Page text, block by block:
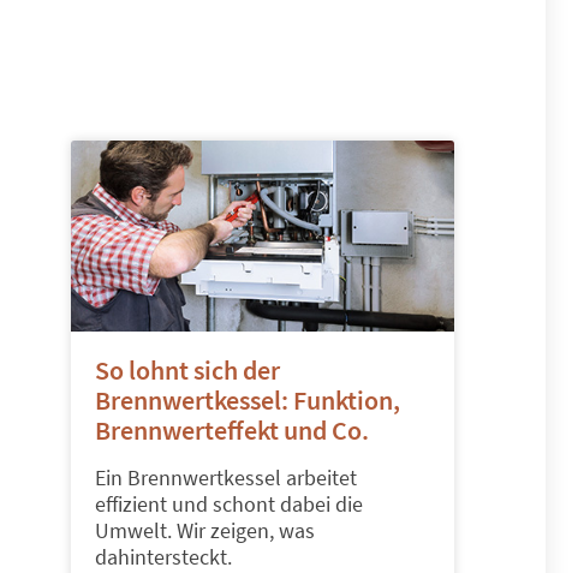
So lohnt sich der
Brennwertkessel: Funktion,
Brennwerteffekt und Co.
Ein Brennwertkessel arbeitet
effizient und schont dabei die
Umwelt. Wir zeigen, was
dahintersteckt.